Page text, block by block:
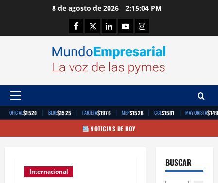
8 de agosto de 2026 2:15:05 PM
Facebook
TwitterLinkedinYoutubeInstagram
Menú
principal
OFICIAL$1520 | BLUE$1525 | TARJETA$1976 | MEP$1528 | CCL$1581 | MAYORISTA
NOTICIAS DE HOY
Internacional
BUSCAR